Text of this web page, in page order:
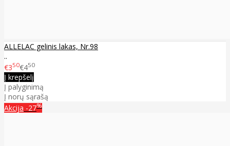
ALLELAC gelinis lakas, Nr.98
..
€350€450
Į krepšelį
Į palyginimą
Į norų sąrašą
Akcija -27%